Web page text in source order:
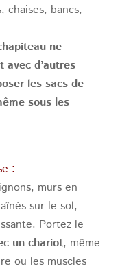
chaises, bancs,
ne
d’autres
les sacs de
sous les
:
murs en
sur le sol,
Portez le
un chariot, même
ou les muscles